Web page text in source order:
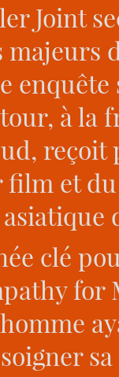
Joint
majeurs
à la
et
clé
for